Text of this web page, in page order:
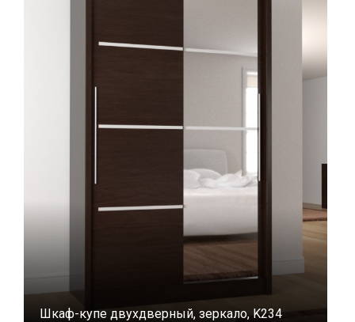
Шкаф-купе двухдверный, зеркало, K234